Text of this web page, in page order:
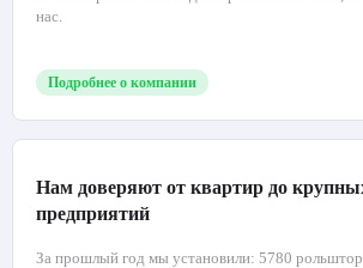
нас.
Подробнее о компании
Нам доверяют от квартир до
предприятий
За прошлый год мы установили: 5780